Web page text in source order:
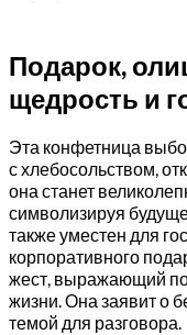
Подарок,
щедрость и
Эта конфетница
с хлебосольством,
она станет
символизируя
также уместен для
корпоративного
жест, выражающий
жизни. Она заявит о
темой для разговора.